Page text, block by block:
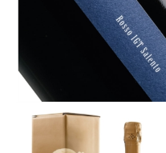
ALBANEGRA - ROSSO IGT SALENTO
2023- 750 ML